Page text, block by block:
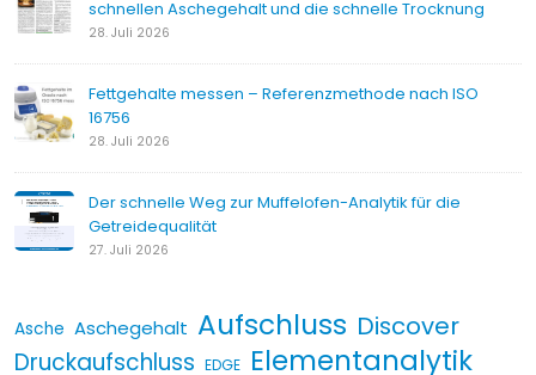
schnellen Aschegehalt und die schnelle Trocknung
28. Juli 2026
Fettgehalte messen – Referenzmethode nach ISO
16756
28. Juli 2026
Der schnelle Weg zur Muffelofen-Analytik für die
Getreidequalität
27. Juli 2026
Asche Aschegehalt Aufschluss Discover
Druckaufschluss EDGE Elementanalytik